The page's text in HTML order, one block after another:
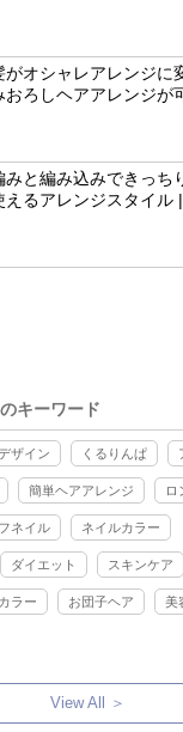
がオシャレアレンジに
おろしヘアアレンジが
みと編み込みできっち
えるアレンジスタイル
キーワード
ザイン くるりんぱ
簡単ヘアアレンジ ロ
ネイル ネイルカラー
ダイエット スキンケア
ラー お団子ヘア 美
View All ＞